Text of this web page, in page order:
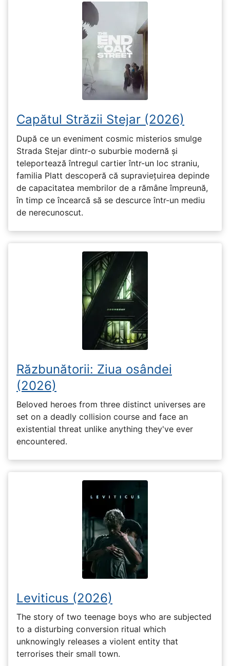
Capătul Străzii Stejar (2026)
După ce un eveniment cosmic misterios smulge
Strada Stejar dintr-o suburbie modernă și
teleportează întregul cartier într-un loc straniu,
familia Platt descoperă că supraviețuirea depinde
de capacitatea membrilor de a rămâne împreună,
în timp ce încearcă să se descurce într-un mediu
de nerecunoscut.
Răzbunătorii: Ziua osândei
(2026)
Beloved heroes from three distinct universes are
set on a deadly collision course and face an
existential threat unlike anything they've ever
encountered.
Leviticus (2026)
The story of two teenage boys who are subjected
to a disturbing conversion ritual which
unknowingly releases a violent entity that
terrorises their small town.